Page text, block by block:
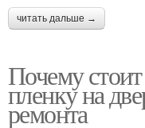
читать дальше →
Почему
пленку на
ремонта